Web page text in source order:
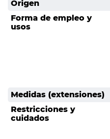
Origen
Forma de empleo y
usos
Medidas (extensiones)
Restricciones y
cuidados